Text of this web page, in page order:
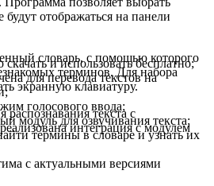
отображаться на панели
словарь, с помощью которого
терминов. Для набора
экранную клавиатуру.
текста с
интеграция с модулем
и использовать бесплатно;
для перевода текстов на
голосового ввода;
модуль для озвучивания текста;
термины в словаре и узнать их
с актуальными версиями